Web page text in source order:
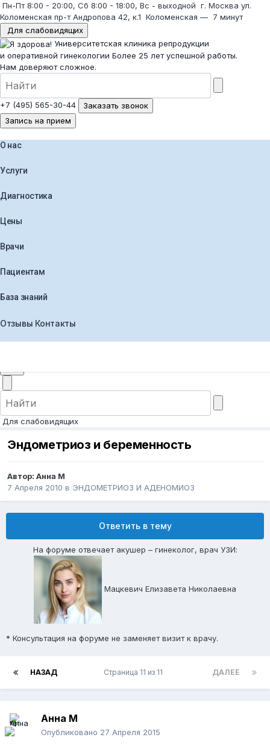
Пн-Пт 8:00 - 20:00, Сб 8:00 - 18:00, Вс - выходной г. Москва ул.
Коломенская пр-т Андропова 42, к.1 Коломенская — 7 минут
Для слабовидящих
Университетская клиника репродукции
и оперативной гинекологии Более 25 лет успешной работы.
Нам доверяют сложное.
+7 (495) 565-30-44
Заказать звонок
Запись на прием
О нас
Услуги
Диагностика
Цены
Врачи
Пациентам
База знаний
Отзывы Контакты
Для слабовидящих
Эндометриоз и беременность
Автор: Анна М
7 Апреля 2010 в ЭНДОМЕТРИОЗ И АДЕНОМИОЗ
Ответить в тему
На форуме отвечает акушер – гинеколог, врач УЗИ:
Мацкевич Елизавета Николаевна
* Консультация на форуме не заменяет визит к врачу.
НАЗАД ДАЛЕЕ
Страница 11 из 11
Анна М
Опубликовано 27 Апреля 2015